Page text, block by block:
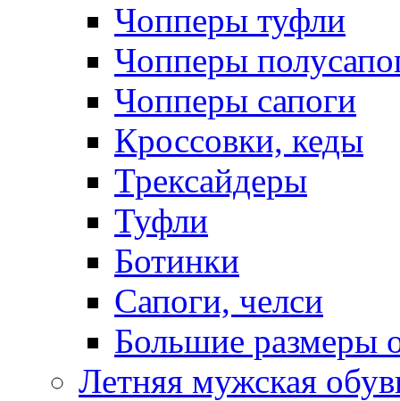
Чопперы туфли
Чопперы
Чопперы сапоги
Кроссовки, кеды
Трексайдеры
Туфли
Ботинки
Сапоги, челси
Большие размеры
Летняя мужская